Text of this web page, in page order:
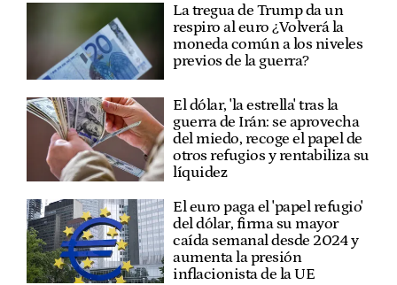
La tregua de Trump da un
respiro al euro ¿Volverá la
moneda común a los niveles
previos de la guerra?
El dólar, 'la estrella' tras la
guerra de Irán: se aprovecha
del miedo, recoge el papel de
otros refugios y rentabiliza su
líquidez
El euro paga el 'papel refugio'
del dólar, firma su mayor
caída semanal desde 2024 y
aumenta la presión
inflacionista de la UE